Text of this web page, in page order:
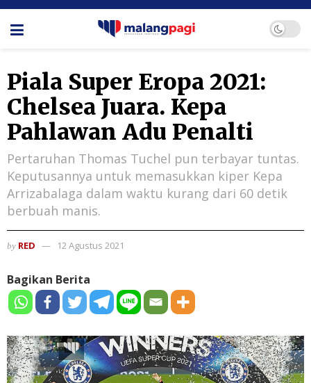
Piala Super Eropa 2021:
Chelsea Juara. Kepa
Pahlawan Adu Penalti
Pertaruhan Thomas Tuchel pun terbayar tuntas.
Keputusannya untuk memasukkan kiper Kepa
Arrizabalaga dalam waktu kurang dari 60 detik
berbuah manis.
by RED 12 Agustus 2021
Bagikan Berita